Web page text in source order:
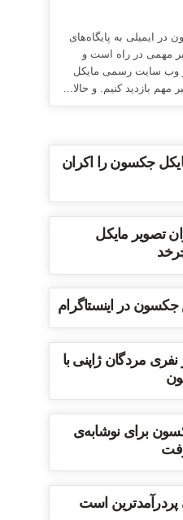
در ایمیلی به پایگاه‌های
مهمی در راه است و
وب سایت رسمی مایکل
مهم بازدید کنیم. و حالا...
جکسون را اکران
تصویر مایکل
در اینستاگرام
مردگان ژاپنی با
برای نوشابه‌ی
است